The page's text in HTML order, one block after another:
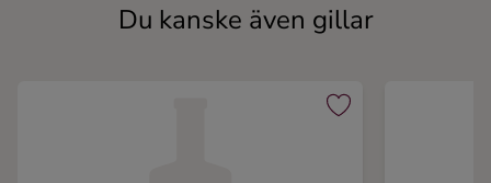
Du kanske även gillar